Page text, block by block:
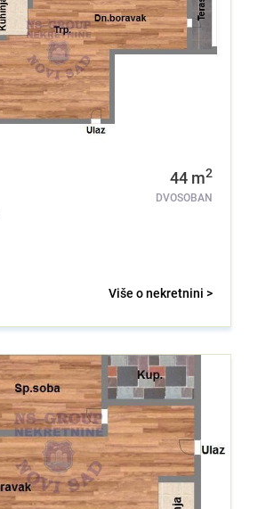
44 m2
DVOSOBAN
Više o nekretnini >